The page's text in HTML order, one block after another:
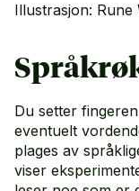
Illustrasjon: Rune
Du setter
eventuelt
plages av
viser